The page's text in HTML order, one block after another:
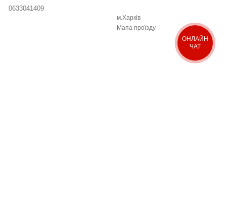
0633041409
м.Харків
Мапа проїзду
ОНЛАЙН
ЧАТ